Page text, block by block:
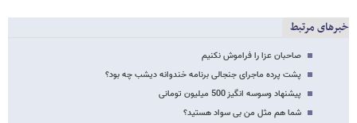
خبرهای مرتبط
صاحبان عزا را فراموش نکنیم
پشت پرده ماجرای جنجالی برنامه خندوانه دیشب چه بود؟
پیشنهاد وسوسه انگیز 500 میلیون تومانی
شما هم مثل من بی سواد هستید؟